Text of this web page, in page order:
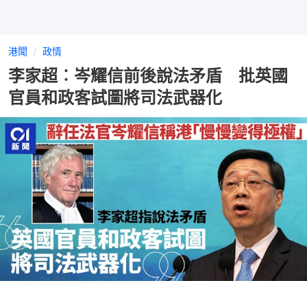
港聞 政情
李家超︰岑耀信前後說法矛盾 批英國
官員和政客試圖將司法武器化